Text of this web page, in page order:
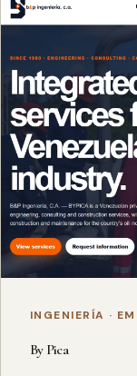
INGENIERÍA ·
By Pica